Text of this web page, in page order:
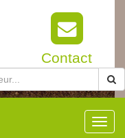
Contact